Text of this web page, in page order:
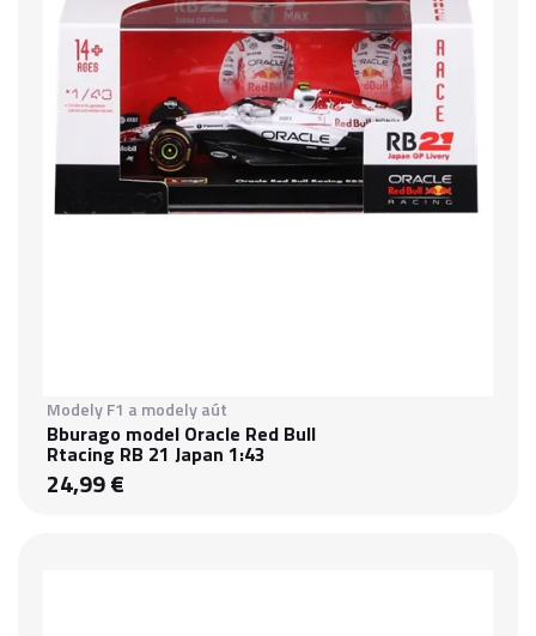
Modely F1 a modely aút
Bburago model Oracle Red Bull
Rtacing RB 21 Japan 1:43
24,99 €